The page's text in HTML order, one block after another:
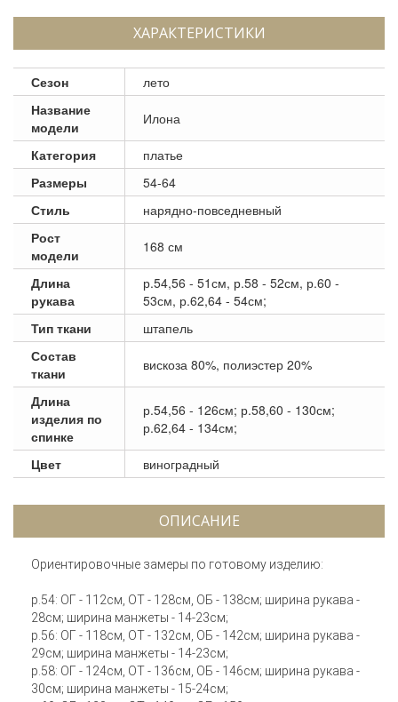
ХАРАКТЕРИСТИКИ
Сезон
лето
Название
модели
Илона
Категория
платье
Размеры
54-64
Стиль
нарядно-повседневный
Рост
модели
168 см
Длина
рукава
р.54,56 - 51см, р.58 - 52см, р.60 -
53см, р.62,64 - 54см;
Тип ткани
штапель
Состав
ткани
вискоза 80%, полиэстер 20%
Длина
изделия по
спинке
р.54,56 - 126см; р.58,60 - 130см;
р.62,64 - 134см;
Цвет виноградный
ОПИСАНИЕ
Ориентировочные замеры по готовому изделию:
р.54: ОГ - 112см, ОТ - 128см, ОБ - 138см; ширина рукава -
28см; ширина манжеты - 14-23см;
р.56: ОГ - 118см, ОТ - 132см, ОБ - 142см; ширина рукава -
29см; ширина манжеты - 14-23см;
р.58: ОГ - 124см, ОТ - 136см, ОБ - 146см; ширина рукава -
30см; ширина манжеты - 15-24см;